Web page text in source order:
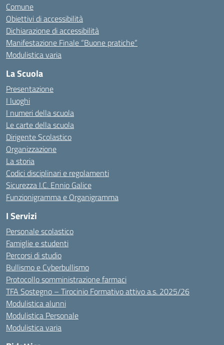
Comune
Obiettivi di accessibilità
Dichiarazione di accessibilità
Manifestazione Finale “Buone pratiche”
Modulistica varia
La Scuola
Presentazione
I luoghi
I numeri della scuola
Le carte della scuola
Dirigente Scolastico
Organizzazione
La storia
Codici disciplinari e regolamenti
Sicurezza I.C. Ennio Galice
Funzionigramma e Organigramma
I Servizi
Personale scolastico
Famiglie e studenti
Percorsi di studio
Bullismo e Cyberbullismo
Protocollo somministrazione farmaci
TFA Sostegno – Tirocinio Formativo attivo a.s. 2025/26
Modulistica alunni
Modulistica Personale
Modulistica varia